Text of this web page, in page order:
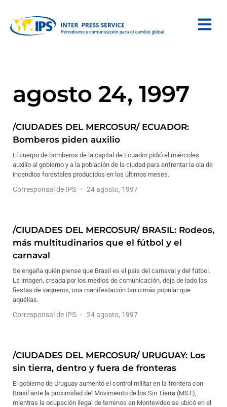
agosto 24, 1997
/CIUDADES DEL MERCOSUR/ ECUADOR:
Bomberos piden auxilio
El cuerpo de bomberos de la capital de Ecuador pidió el miércoles
auxilio al gobierno y a la población de la ciudad para enfrentar la ola de
incendios forestales producidos en los últimos meses.
Corresponsal de IPS 24 agosto, 1997
/CIUDADES DEL MERCOSUR/ BRASIL: Rodeos,
más multitudinarios que el fútbol y el
carnaval
Se engaña quién piense que Brasil es el país del carnaval y del fútbol.
La imagen, creada por los medios de comunicación, deja de lado las
fiestas de vaqueros, una manifestación tan o más popular que
aquéllas.
Corresponsal de IPS 24 agosto, 1997
/CIUDADES DEL MERCOSUR/ URUGUAY: Los
sin tierra, dentro y fuera de fronteras
El gobierno de Uruguay aumentó el control militar en la frontera con
Brasil ante la proximidad del Movimiento de los Sin Tierra (MST),
mientras la ocupación ilegal de terrenos en Montevideo se ubicó en el